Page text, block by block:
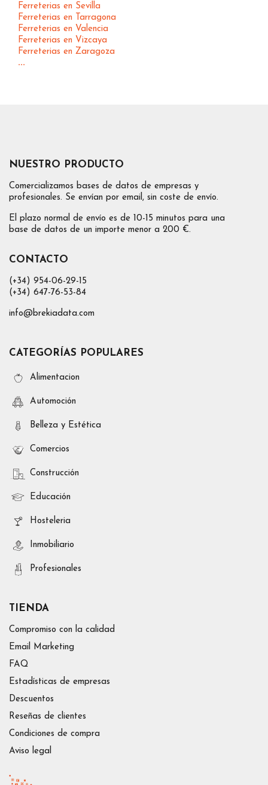
Ferreterias en Sevilla
Ferreterias en Tarragona
Ferreterias en Valencia
Ferreterias en Vizcaya
Ferreterias en Zaragoza
...
NUESTRO PRODUCTO
Comercializamos bases de datos de empresas y
profesionales. Se envían por email, sin coste de envío.
El plazo normal de envío es de 10-15 minutos para una
base de datos de un importe menor a 200 €.
CONTACTO
(+34) 954-06-29-15
(+34) 647-76-53-84
info@brekiadata.com
CATEGORÍAS POPULARES
Alimentacion
Automoción
Belleza y Estética
Comercios
Construcción
Educación
Hosteleria
Inmobiliario
Profesionales
TIENDA
Compromiso con la calidad
Email Marketing
FAQ
Estadísticas de empresas
Descuentos
Reseñas de clientes
Condiciones de compra
Aviso legal